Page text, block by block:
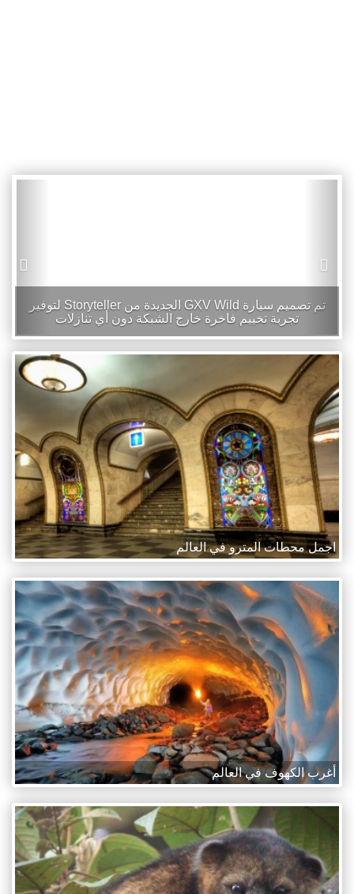
هذا المكتب الإلكتروني صغير الحجم والمدمج داخل علبة ألتويدز
هو محطة عمل محمولة للمهوسين بالتكنولوجيا
اجمل محطات المترو في العالم
أغرب الكهوف في العالم